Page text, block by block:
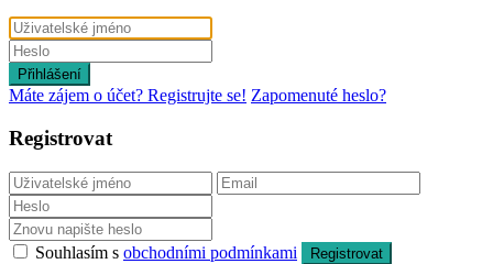
Přihlášení
Máte zájem o účet? Registrujte se! Zapomenuté heslo?
Registrovat
Souhlasím s obchodními podmínkami Registrovat